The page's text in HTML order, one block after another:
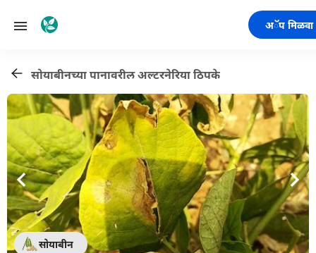
अॅप मिळवा
सोयाबीनच्या पानावरील अल्टरनेरिया ठिपके
सोयाबीन